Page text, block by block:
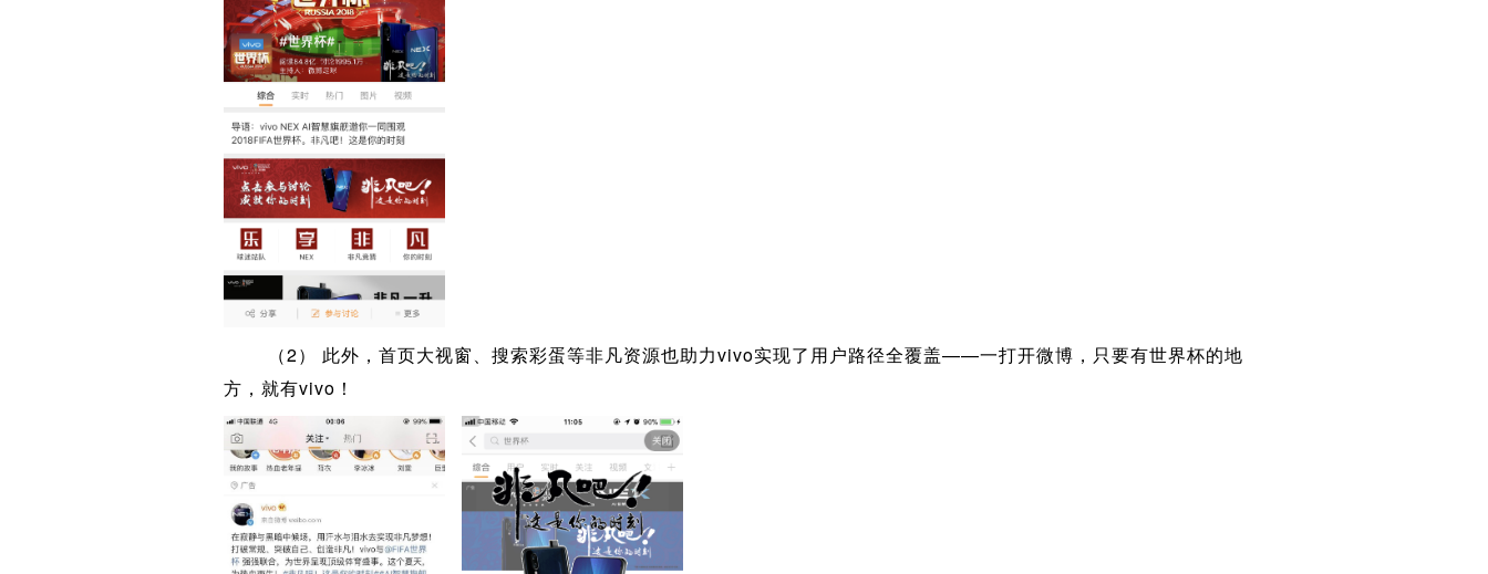
（2） 此外，首页大视窗、搜索彩蛋等非凡资源也助力vivo实现了用户路径全覆盖——一打开微博，只要有世界杯的地
方，就有vivo！